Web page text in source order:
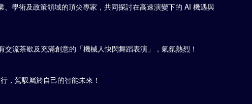
學術及政策領域的頂尖專家，共同探討在高速演變下的 AI 機遇與
流茶歇及充滿創意的「機械人快閃舞蹈表演」，氣氛熱烈！
，駕馭屬於自己的智能未來！